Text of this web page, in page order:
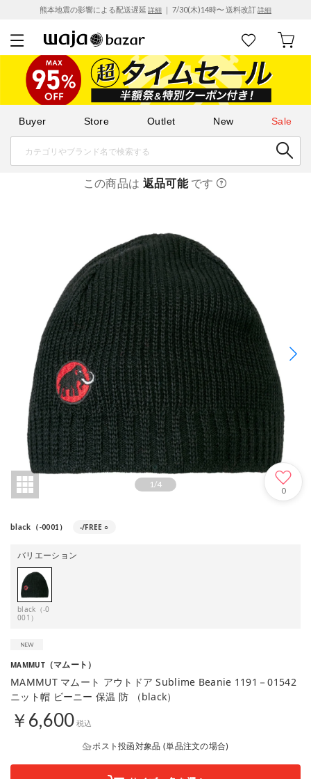
熊本地震の影響による配送遅延 詳細 ｜ 7/30(木)14時〜 送料改訂詳細
Buyer Store Outlet New Sale
この商品は 返品可能です
1 /4
0
black（-0001） -/FREE ○
バリエーション
black（-0
001）
MAMMUT（マムート）
MAMMUT マムート アウトドア Sublime Beanie 1191－01542
ニット帽 ビーニー 保温 防 （black）
￥6,600 税込
ポスト投函対象品 (単品注文の場合)